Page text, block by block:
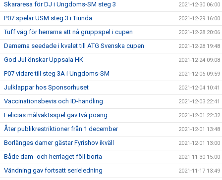
Skararesa för DJ i Ungdoms-SM steg 3 2021-12-30 06:00
P07 spelar USM steg 3 i Tiunda 2021-12-29 16:00
Tuff väg för herrarna att nå gruppspel i cupen 2021-12-28 20:06
Damerna seedade i kvalet till ATG Svenska cupen 2021-12-28 19:48
God Jul önskar Uppsala HK 2021-12-24 09:08
P07 vidare till steg 3A i Ungdoms-SM 2021-12-06 09:59
Julklappar hos Sponsorhuset 2021-12-04 10:41
Vaccinationsbevis och ID-handling 2021-12-03 22:41
Felicias målvaktsspel gav två poäng 2021-12-01 22:32
Åter publikrestriktioner från 1 december 2021-12-01 13:48
Borlänges damer gästar Fyrishov ikväll 2021-12-01 13:00
Både dam- och herrlaget föll borta 2021-11-30 15:00
Vändning gav fortsatt serieledning 2021-11-17 13:49